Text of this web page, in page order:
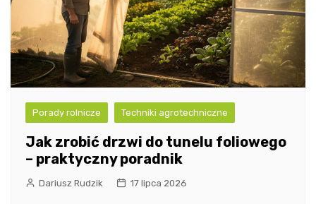
Porady rolnicze Techniki agrotechniczne
Jak zrobić drzwi do tunelu foliowego
– praktyczny poradnik
Dariusz Rudzik 17 lipca 2026